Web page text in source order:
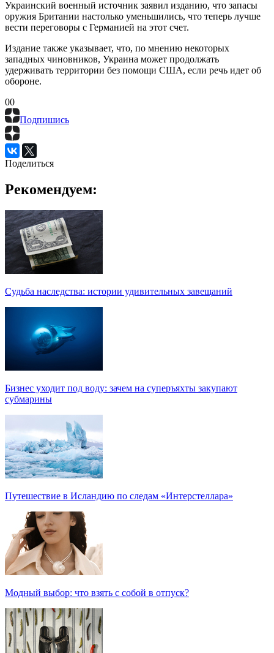
Украинский военный источник заявил изданию, что запасы
оружия Британии настолько уменьшились, что теперь лучше
вести переговоры с Германией на этот счет.
Издание также указывает, что, по мнению некоторых
западных чиновников, Украина может продолжать
удерживать территории без помощи США, если речь идет об
обороне.
00
Подпишись
Поделиться
Рекомендуем:
Судьба наследства: истории удивительных завещаний
Бизнес уходит под воду: зачем на суперъяхты закупают
субмарины
Путешествие в Исландию по следам «Интерстеллара»
Модный выбор: что взять с собой в отпуск?